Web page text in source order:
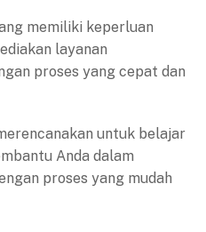
memiliki keperluan
layanan
proses yang cepat dan
untuk belajar
Anda dalam
proses yang mudah